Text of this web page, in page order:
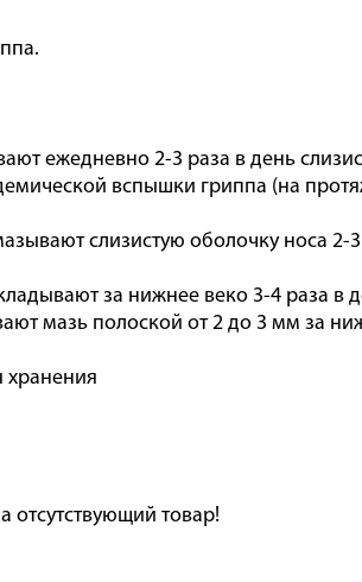
ежедневно 2-3 раза в день
вспышки гриппа (на
слизистую оболочку носа 2-
за нижнее веко 3-4 раза в
мазь полоской от 2 до 3 мм за
хранения
отсутствующий товар!